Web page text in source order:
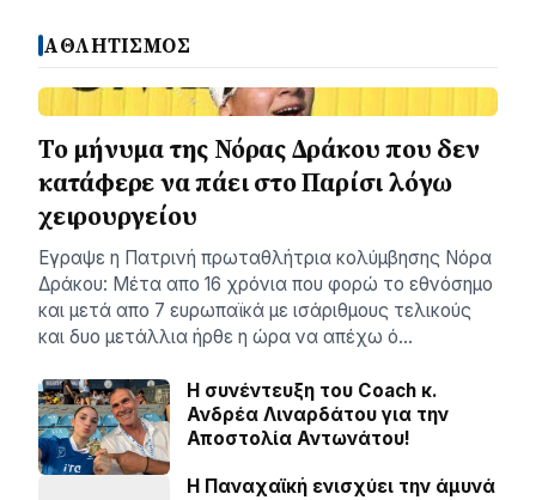
ΑΘΛΗΤΙΣΜΟΣ
Το μήνυμα της Νόρας Δράκου που δεν
κατάφερε να πάει στο Παρίσι λόγω
χειρουργείου
Εγραψε η Πατρινή πρωταθλήτρια κολύμβησης Νόρα
Δράκου: Μέτα απο 16 χρόνια που φορώ το εθνόσημο
και μετά απο 7 ευρωπαϊκά με ισάριθμους τελικούς
και δυο μετάλλια ήρθε η ώρα να απέχω ό…
H συνέντευξη του Coach κ.
Ανδρέα Λιναρδάτου για την
Αποστολία Αντωνάτου!
Η Παναχαϊκή ενισχύει την άμυνά